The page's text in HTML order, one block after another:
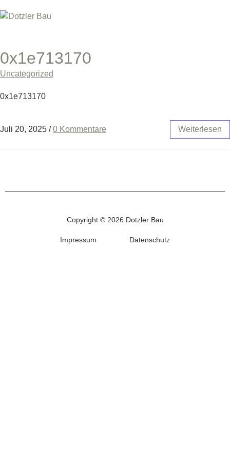
0x1e713170
Uncategorized
0x1e713170
Juli 20, 2025 / 0 Kommentare Weiterlesen
Copyright © 2026 Dotzler Bau
Impressum Datenschutz